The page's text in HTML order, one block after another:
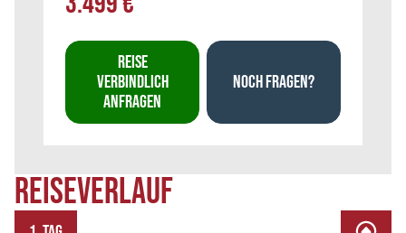
REISEVERLAUF
REISE
VERBINDLICH
ANFRAGEN
NOCH FRAGEN?